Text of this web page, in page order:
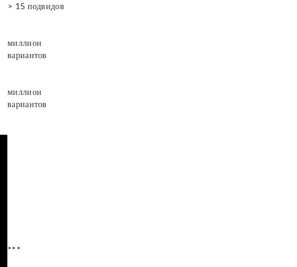
> 15 подвидов
миллион
вариантов
миллион
вариантов
***